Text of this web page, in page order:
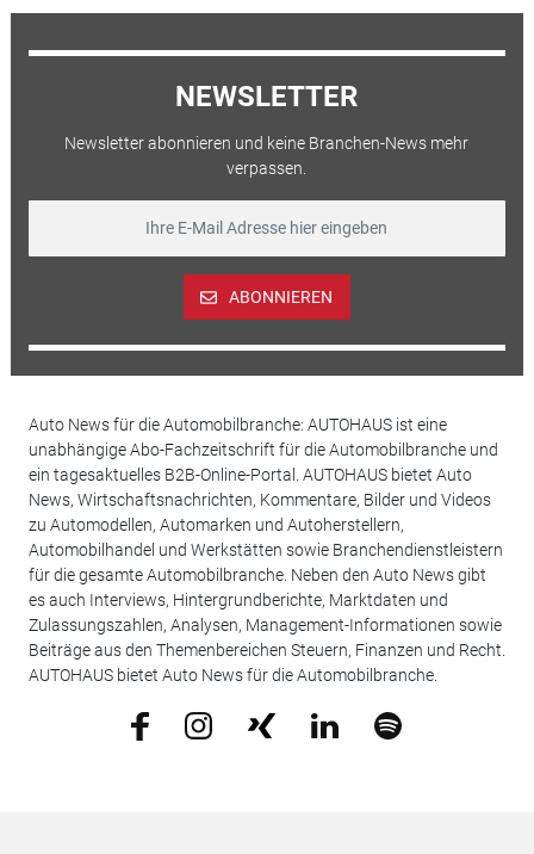
NEWSLETTER
Newsletter abonnieren und keine Branchen-News mehr
verpassen.
ABONNIEREN
Auto News für die Automobilbranche: AUTOHAUS ist eine
unabhängige Abo-Fachzeitschrift für die Automobilbranche und
ein tagesaktuelles B2B-Online-Portal. AUTOHAUS bietet Auto
News, Wirtschaftsnachrichten, Kommentare, Bilder und Videos
zu Automodellen, Automarken und Autoherstellern,
Automobilhandel und Werkstätten sowie Branchendienstleistern
für die gesamte Automobilbranche. Neben den Auto News gibt
es auch Interviews, Hintergrundberichte, Marktdaten und
Zulassungszahlen, Analysen, Management-Informationen sowie
Beiträge aus den Themenbereichen Steuern, Finanzen und Recht.
AUTOHAUS bietet Auto News für die Automobilbranche.